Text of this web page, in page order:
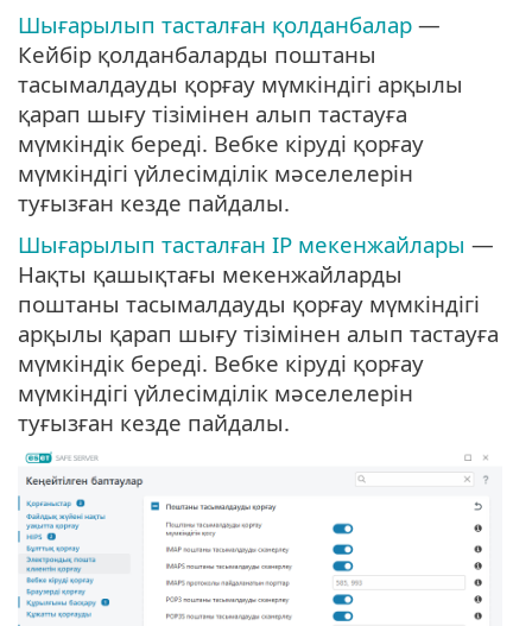
Шығарылып тасталған қолданбалар —
Кейбір қолданбаларды поштаны
тасымалдауды қорғау мүмкіндігі арқылы
қарап шығу тізімінен алып тастауға
мүмкіндік береді. Вебке кіруді қорғау
мүмкіндігі үйлесімділік мәселелерін
туғызған кезде пайдалы.
Шығарылып тасталған IP мекенжайлары —
Нақты қашықтағы мекенжайларды
поштаны тасымалдауды қорғау мүмкіндігі
арқылы қарап шығу тізімінен алып тастауға
мүмкіндік береді. Вебке кіруді қорғау
мүмкіндігі үйлесімділік мәселелерін
туғызған кезде пайдалы.